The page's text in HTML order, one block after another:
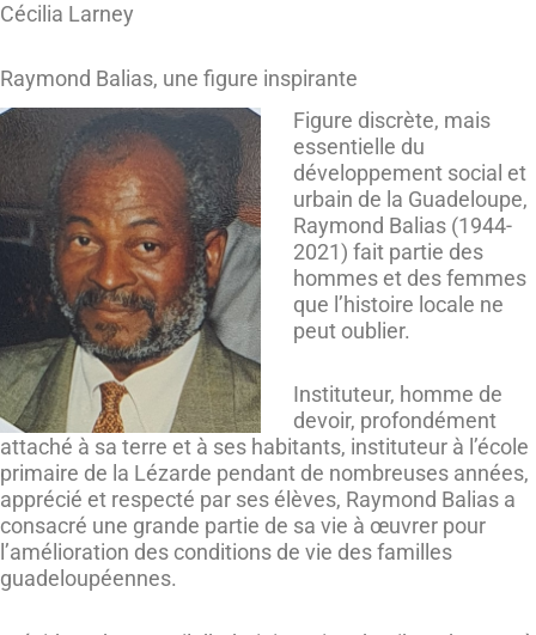
Cécilia Larney
Raymond Balias, une figure inspirante
Figure discrète, mais
essentielle du
développement social et
urbain de la Guadeloupe,
Raymond Balias (1944-
2021) fait partie des
hommes et des femmes
que l’histoire locale ne
peut oublier.
Instituteur, homme de
devoir, profondément
attaché à sa terre et à ses habitants, instituteur à l’école
primaire de la Lézarde pendant de nombreuses années,
apprécié et respecté par ses élèves, Raymond Balias a
consacré une grande partie de sa vie à œuvrer pour
l’amélioration des conditions de vie des familles
guadeloupéennes.